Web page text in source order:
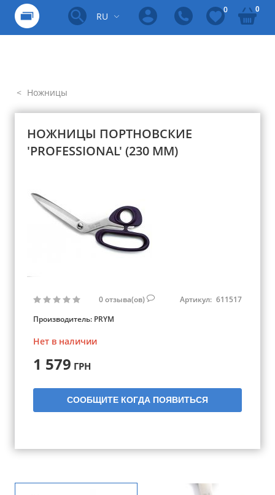
RU
0 0
Ножницы
НОЖНИЦЫ ПОРТНОВСКИЕ
'PROFESSIONAL' (230 ММ)
0отзыва(ов) Артикул: 611517
Производитель: PRYM
Нет в наличии
1 579 ГРН
СООБЩИТЕ КОГДА ПОЯВИТЬСЯ